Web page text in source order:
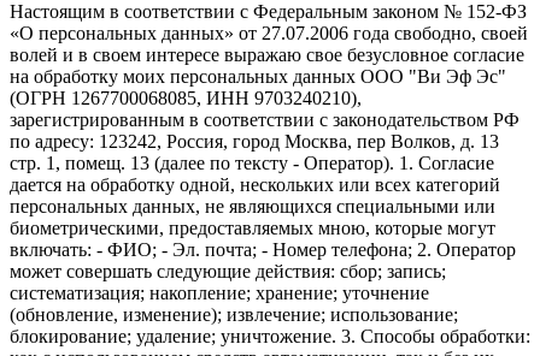
Настоящим в соответствии с Федеральным законом № 152-ФЗ
«О персональных данных» от 27.07.2006 года свободно, своей
волей и в своем интересе выражаю свое безусловное согласие
на обработку моих персональных данных ООО "Ви Эф Эс"
(ОГРН 1267700068085, ИНН 9703240210),
зарегистрированным в соответствии с законодательством РФ
по адресу: 123242, Россия, город Москва, пер Волков, д. 13
стр. 1, помещ. 13 (далее по тексту - Оператор). 1. Согласие
дается на обработку одной, нескольких или всех категорий
персональных данных, не являющихся специальными или
биометрическими, предоставляемых мною, которые могут
включать: - ФИО; - Эл. почта; - Номер телефона; 2. Оператор
может совершать следующие действия: сбор; запись;
систематизация; накопление; хранение; уточнение
(обновление, изменение); извлечение; использование;
блокирование; удаление; уничтожение. 3. Способы обработки: